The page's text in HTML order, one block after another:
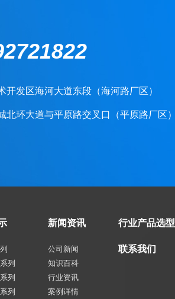
开发区海河大道东段（海河路厂区）
北环大道与平原路交叉口（平原路厂区）
列
列
列
新闻资讯
公司新闻
知识百科
行业资讯
案例详情
行业产品选型
联系我们